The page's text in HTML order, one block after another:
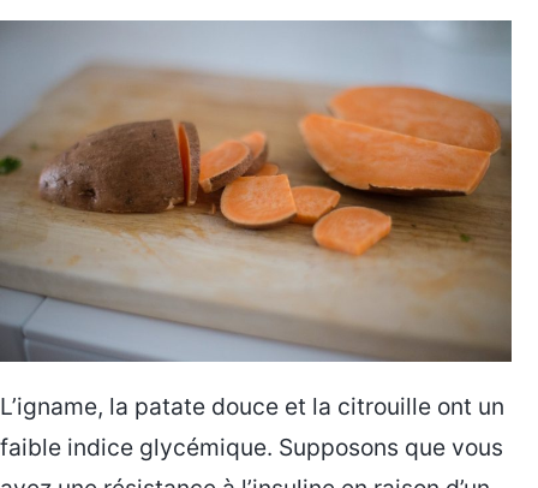
L’igname, la patate douce et la citrouille ont un
faible indice glycémique. Supposons que vous